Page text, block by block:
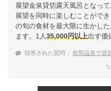
展望金泉貸切露天風呂となっ
展望を同時に楽しむことがで
の旬の食材を最大限に生かし
ます。1人35,000円以上出す価
回答された質問： 有馬温泉で貸切